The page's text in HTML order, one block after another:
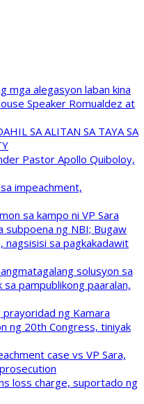
mga alegasyon laban kina
Speaker Romualdez at
SA ALITAN SA TAYA SA
Pastor Apollo Quiboloy,
impeachment,
sa kampo ni VP Sara
subpoena ng NBI; Bugaw
nagsisisi sa pagkakadawit
solusyon sa
pampublikong paaralan,
prayoridad ng Kamara
ng 20th Congress, tiniyak
case vs VP Sara,
loss charge, suportado ng